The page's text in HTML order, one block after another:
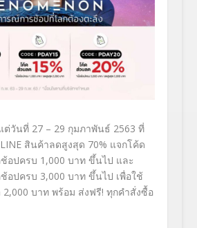
ต่วันที่ 27 – 29 กุมภาพันธ์ 2563 ที่
สินค้าลดสูงสุด 70% แจกโค้ด
ช้อปครบ 1,000 บาท ขึ้นไป และ
ช้อปครบ 3,000 บาท ขึ้นไป เพื่อใช้
2,000 บาท พร้อม ส่งฟรี! ทุกคำสั่งซื้อ